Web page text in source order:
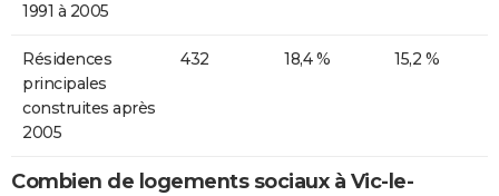
1991 à 2005
Résidences
principales
construites après
2005
432 18,4 % 15,2 %
Combien de logements sociaux à Vic-le-